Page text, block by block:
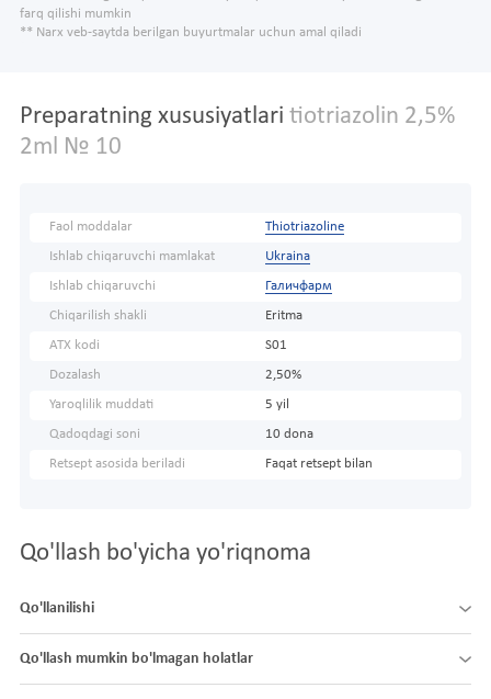
farq qilishi mumkin
** Narx veb-saytda berilgan buyurtmalar uchun amal qiladi
Preparatning xususiyatlari tiotriazolin 2,5%
2ml № 10
Faol moddalar Thiotriazoline
Ishlab chiqaruvchi mamlakat Ukraina
Ishlab chiqaruvchi Галичфарм
Chiqarilish shakli Eritma
ATX kodi S01
Dozalash 2,50%
Yaroqlilik muddati 5 yil
Qadoqdagi soni 10 dona
Retsept asosida beriladi Faqat retsept bilan
Qo'llash bo'yicha yo'riqnoma
Qo'llanilishi
Qo'llash mumkin bo'lmagan holatlar